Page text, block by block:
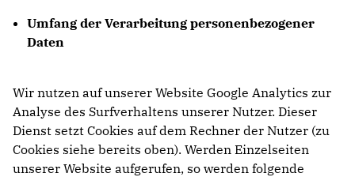
Umfang der Verarbeitung personenbezogener
Daten
Wir nutzen auf unserer Website Google Analytics zur
Analyse des Surfverhaltens unserer Nutzer. Dieser
Dienst setzt Cookies auf dem Rechner der Nutzer (zu
Cookies siehe bereits oben). Werden Einzelseiten
unserer Website aufgerufen, so werden folgende